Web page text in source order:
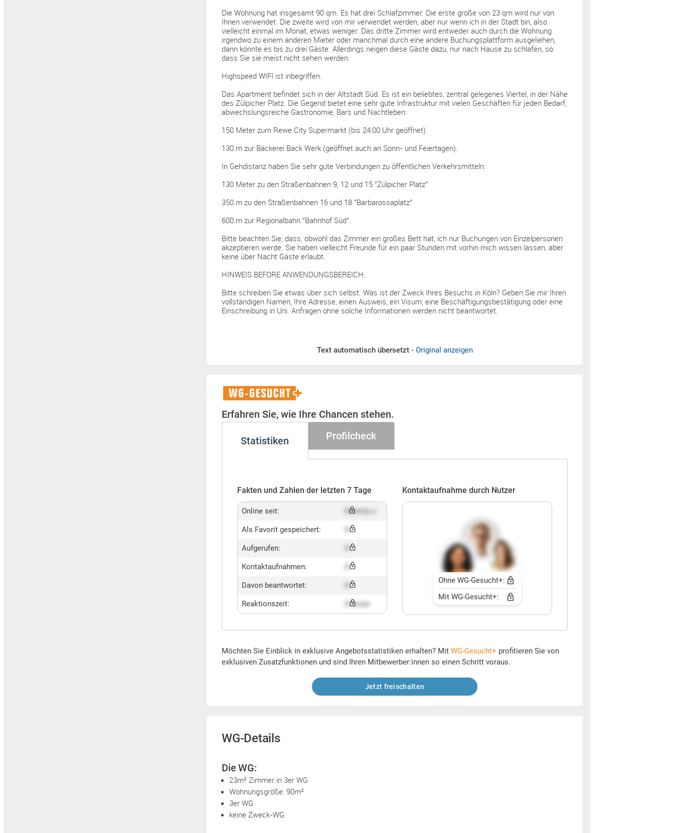
Die Wohnung hat insgesamt 90 qm. Es hat drei Schlafzimmer. Die erste große von 23 qm wird nur von
Ihnen verwendet. Die zweite wird von mir verwendet werden, aber nur wenn ich in der Stadt bin, also
vielleicht einmal im Monat, etwas weniger. Das dritte Zimmer wird entweder auch durch die Wohnung
irgendwo zu einem anderen Mieter oder manchmal durch eine andere Buchungsplattform ausgeliehen,
dann könnte es bis zu drei Gäste. Allerdings neigen diese Gäste dazu, nur nach Hause zu schlafen, so
dass Sie sie meist nicht sehen werden.
Highspeed WIFI ist inbegriffen.
Das Apartment befindet sich in der Altstadt Süd. Es ist ein beliebtes, zentral gelegenes Viertel, in der Nähe
des Zülpicher Platz. Die Gegend bietet eine sehr gute Infrastruktur mit vielen Geschäften für jeden Bedarf,
abwechslungsreiche Gastronomie, Bars und Nachtleben:
150 Meter zum Rewe City Supermarkt (bis 24:00 Uhr geöffnet)
130 m zur Bäckerei Back Werk (geöffnet auch an Sonn- und Feiertagen).
In Gehdistanz haben Sie sehr gute Verbindungen zu öffentlichen Verkehrsmitteln:
130 Meter zu den Straßenbahnen 9, 12 und 15 "Zülpicher Platz"
350 m zu den Straßenbahnen 16 und 18 "Barbarossaplatz"
600 m zur Regionalbahn "Bahnhof Süd".
Bitte beachten Sie, dass, obwohl das Zimmer ein großes Bett hat, ich nur Buchungen von Einzelpersonen
akzeptieren werde. Sie haben vielleicht Freunde für ein paar Stunden mit vorhin mich wissen lassen, aber
keine über Nacht Gäste erlaubt.
HINWEIS BEFORE ANWENDUNGSBEREICH:
Bitte schreiben Sie etwas über sich selbst. Was ist der Zweck Ihres Besuchs in Köln? Geben Sie mir Ihren
vollständigen Namen, Ihre Adresse, einen Ausweis, ein Visum, eine Beschäftigungsbestätigung oder eine
Einschreibung in Uni. Anfragen ohne solche Informationen werden nicht beantwortet.
Text automatisch übersetzt - Original anzeigen
WG-
Gesucht+
Erfahren Sie, wie Ihre Chancen stehen.
Statistiken Profilcheck
Fakten und Zahlen der letzten 7 Tage
Online seit: Dummy x
Als Favorit gespeichert:
Aufgerufen:
Kontaktaufnahmen:
Davon beantwortet:
Reaktionszeit: X hours
Kontaktaufnahme durch Nutzer
Ohne WG-Gesucht+:
Mit WG-Gesucht+:
Möchten Sie Einblick in exklusive Angebotsstatistiken erhalten? Mit WG-Gesucht+ profitieren Sie von
exklusiven Zusatzfunktionen und sind Ihren Mitbewerber:innen so einen Schritt voraus.
Jetzt freischalten
WG-Details
Die WG:
23m² Zimmer in 3er WG
Wohnungsgröße: 90m²
3er WG
keine Zweck-WG